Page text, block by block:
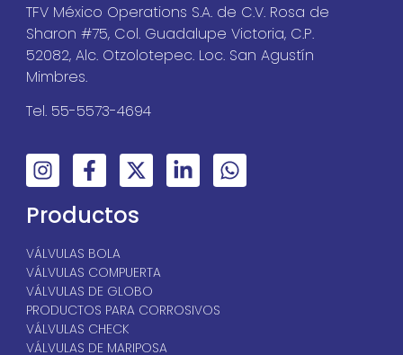
TFV México Operations S.A. de C.V. Rosa de
Sharon #75, Col. Guadalupe Victoria, C.P.
52082, Alc. Otzolotepec. Loc. San Agustín
Mimbres.
Tel. 55-5573-4694
Productos
VÁLVULAS BOLA
VÁLVULAS COMPUERTA
VÁLVULAS DE GLOBO
PRODUCTOS PARA CORROSIVOS
VÁLVULAS CHECK
VÁLVULAS DE MARIPOSA